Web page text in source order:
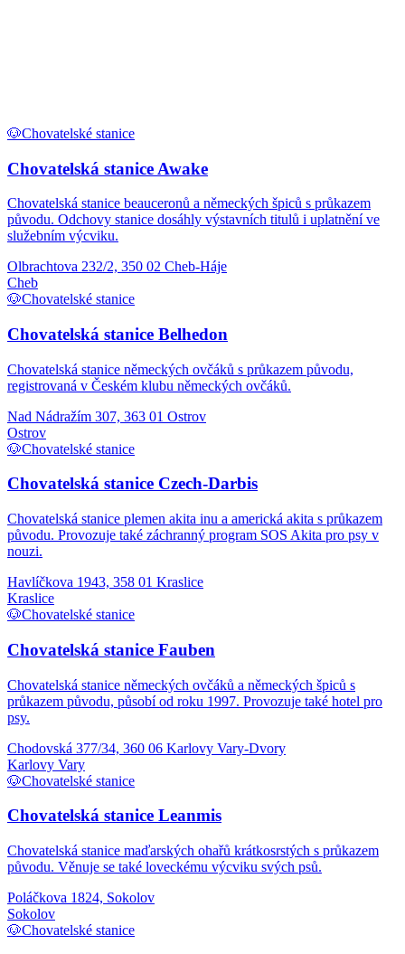
🐶Chovatelské stanice
Chovatelská stanice Awake
Chovatelská stanice beauceronů a německých špiců s průkazem
původu. Odchovy stanice dosáhly výstavních titulů i uplatnění ve
služebním výcviku.
Olbrachtova 232/2, 350 02 Cheb-Háje
Cheb
🐶Chovatelské stanice
Chovatelská stanice Belhedon
Chovatelská stanice německých ovčáků s průkazem původu,
registrovaná v Českém klubu německých ovčáků.
Nad Nádražím 307, 363 01 Ostrov
Ostrov
🐶Chovatelské stanice
Chovatelská stanice Czech-Darbis
Chovatelská stanice plemen akita inu a americká akita s průkazem
původu. Provozuje také záchranný program SOS Akita pro psy v
nouzi.
Havlíčkova 1943, 358 01 Kraslice
Kraslice
🐶Chovatelské stanice
Chovatelská stanice Fauben
Chovatelská stanice německých ovčáků a německých špiců s
průkazem původu, působí od roku 1997. Provozuje také hotel pro
psy.
Chodovská 377/34, 360 06 Karlovy Vary-Dvory
Karlovy Vary
🐶Chovatelské stanice
Chovatelská stanice Leanmis
Chovatelská stanice maďarských ohařů krátkosrstých s průkazem
původu. Věnuje se také loveckému výcviku svých psů.
Poláčkova 1824, Sokolov
Sokolov
🐶Chovatelské stanice